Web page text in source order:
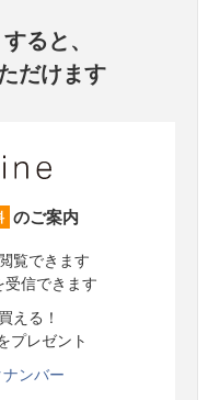
すると、
だけます
のご案内
覧できます
受信できます
える！
プレゼント
ンバー